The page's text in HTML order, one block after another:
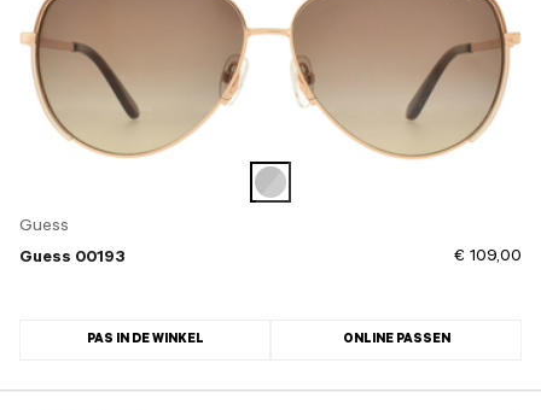
Guess
Guess 00193
€ 109,00
PAS IN DE WINKEL ONLINE PASSEN